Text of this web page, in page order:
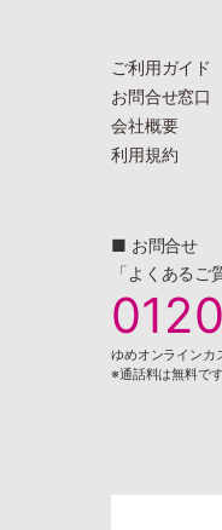
ご利用ガイド
お問合せ窓口
会社概要
利用規約
■ お問合せ
「よくあるご
ゆめオンラインカ
※通話料は無料で